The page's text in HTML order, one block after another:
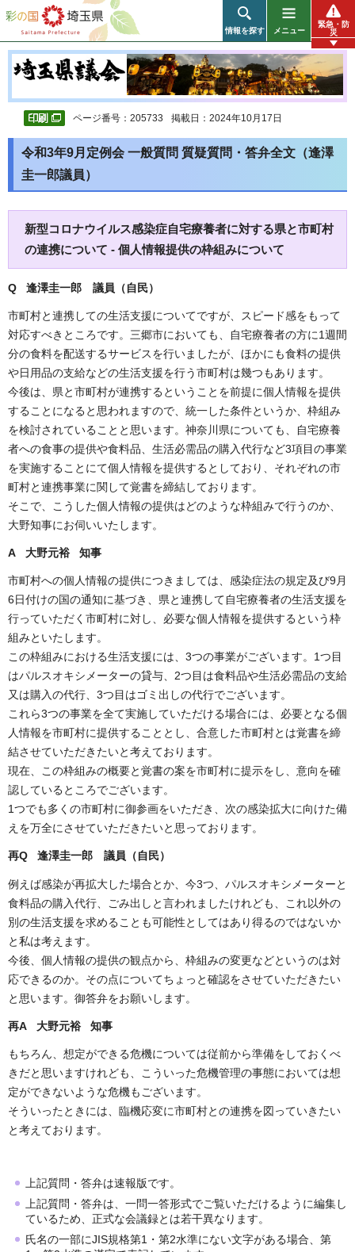
彩の国 埼玉県
情報を探す メニュー
緊急・防
災
ページ番号：205733 掲載日：2024年10月17日
令和3年9月定例会 一般質問 質疑質問・答弁全文（逢澤
圭一郎議員）
新型コロナウイルス感染症自宅療養者に対する県と市町村
の連携について - 個人情報提供の枠組みについて
Q 逢澤圭一郎 議員（自民）
市町村と連携しての生活支援についてですが、スピード感をもって
対応すべきところです。三郷市においても、自宅療養者の方に1週間
分の食料を配送するサービスを行いましたが、ほかにも食料の提供
や日用品の支給などの生活支援を行う市町村は幾つもあります。
今後は、県と市町村が連携するということを前提に個人情報を提供
することになると思われますので、統一した条件というか、枠組み
を検討されていることと思います。神奈川県についても、自宅療養
者への食事の提供や食料品、生活必需品の購入代行など3項目の事業
を実施することにて個人情報を提供するとしており、それぞれの市
町村と連携事業に関して覚書を締結しております。
そこで、こうした個人情報の提供はどのような枠組みで行うのか、
大野知事にお伺いいたします。
A 大野元裕 知事
市町村への個人情報の提供につきましては、感染症法の規定及び9月
6日付けの国の通知に基づき、県と連携して自宅療養者の生活支援を
行っていただく市町村に対し、必要な個人情報を提供するという枠
組みといたします。
この枠組みにおける生活支援には、3つの事業がございます。1つ目
はパルスオキシメーターの貸与、2つ目は食料品や生活必需品の支給
又は購入の代行、3つ目はゴミ出しの代行でございます。
これら3つの事業を全て実施していただける場合には、必要となる個
人情報を市町村に提供することとし、合意した市町村とは覚書を締
結させていただきたいと考えております。
現在、この枠組みの概要と覚書の案を市町村に提示をし、意向を確
認しているところでございます。
1つでも多くの市町村に御参画をいただき、次の感染拡大に向けた備
えを万全にさせていただきたいと思っております。
再Q 逢澤圭一郎 議員（自民）
例えば感染が再拡大した場合とか、今3つ、パルスオキシメーターと
食料品の購入代行、ごみ出しと言われましたけれども、これ以外の
別の生活支援を求めることも可能性としてはあり得るのではないか
と私は考えます。
今後、個人情報の提供の観点から、枠組みの変更などというのは対
応できるのか。その点についてちょっと確認をさせていただきたい
と思います。御答弁をお願いします。
再A 大野元裕 知事
もちろん、想定ができる危機については従前から準備をしておくべ
きだと思いますけれども、こういった危機管理の事態においては想
定ができないような危機もございます。
そういったときには、臨機応変に市町村との連携を図っていきたい
と考えております。
上記質問・答弁は速報版です。
上記質問・答弁は、一問一答形式でご覧いただけるように編集し
ているため、正式な会議録とは若干異なります。
氏名の一部にJIS規格第1・第2水準にない文字がある場合、第